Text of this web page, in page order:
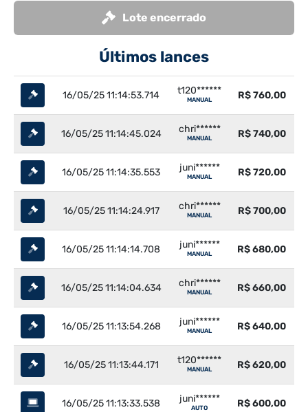
Lote encerrado
Últimos lances
16/05/25 11:14:53.714 t120******
MANUAL R$ 760,00
16/05/25 11:14:45.024 chri******
MANUAL R$ 740,00
16/05/25 11:14:35.553 juni******
MANUAL R$ 720,00
16/05/25 11:14:24.917 chri******
MANUAL R$ 700,00
16/05/25 11:14:14.708 juni******
MANUAL R$ 680,00
16/05/25 11:14:04.634 chri******
MANUAL R$ 660,00
16/05/25 11:13:54.268 juni******
MANUAL R$ 640,00
16/05/25 11:13:44.171 t120******
MANUAL R$ 620,00
16/05/25 11:13:33.538 juni******
AUTO R$ 600,00